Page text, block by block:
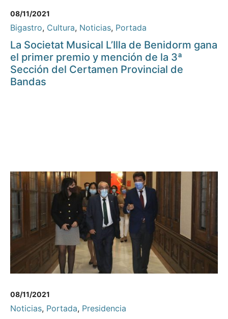
08/11/2021
Bigastro, Cultura, Noticias, Portada
La Societat Musical L’Illa de Benidorm gana
el primer premio y mención de la 3ª
Sección del Certamen Provincial de
Bandas
08/11/2021
Noticias, Portada, Presidencia